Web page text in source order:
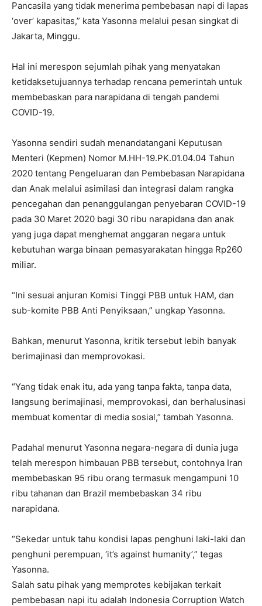
Pancasila yang tidak menerima pembebasan napi di lapas
‘over’ kapasitas,” kata Yasonna melalui pesan singkat di
Jakarta, Minggu.
Hal ini merespon sejumlah pihak yang menyatakan
ketidaksetujuannya terhadap rencana pemerintah untuk
membebaskan para narapidana di tengah pandemi
COVID-19.
Yasonna sendiri sudah menandatangani Keputusan
Menteri (Kepmen) Nomor M.HH-19.PK.01.04.04 Tahun
2020 tentang Pengeluaran dan Pembebasan Narapidana
dan Anak melalui asimilasi dan integrasi dalam rangka
pencegahan dan penanggulangan penyebaran COVID-19
pada 30 Maret 2020 bagi 30 ribu narapidana dan anak
yang juga dapat menghemat anggaran negara untuk
kebutuhan warga binaan pemasyarakatan hingga Rp260
miliar.
“Ini sesuai anjuran Komisi Tinggi PBB untuk HAM, dan
sub-komite PBB Anti Penyiksaan,” ungkap Yasonna.
Bahkan, menurut Yasonna, kritik tersebut lebih banyak
berimajinasi dan memprovokasi.
“Yang tidak enak itu, ada yang tanpa fakta, tanpa data,
langsung berimajinasi, memprovokasi, dan berhalusinasi
membuat komentar di media sosial,” tambah Yasonna.
Padahal menurut Yasonna negara-negara di dunia juga
telah merespon himbauan PBB tersebut, contohnya Iran
membebaskan 95 ribu orang termasuk mengampuni 10
ribu tahanan dan Brazil membebaskan 34 ribu
narapidana.
“Sekedar untuk tahu kondisi lapas penghuni laki-laki dan
penghuni perempuan, ‘it’s against humanity’,” tegas
Yasonna.
Salah satu pihak yang memprotes kebijakan terkait
pembebasan napi itu adalah Indonesia Corruption Watch